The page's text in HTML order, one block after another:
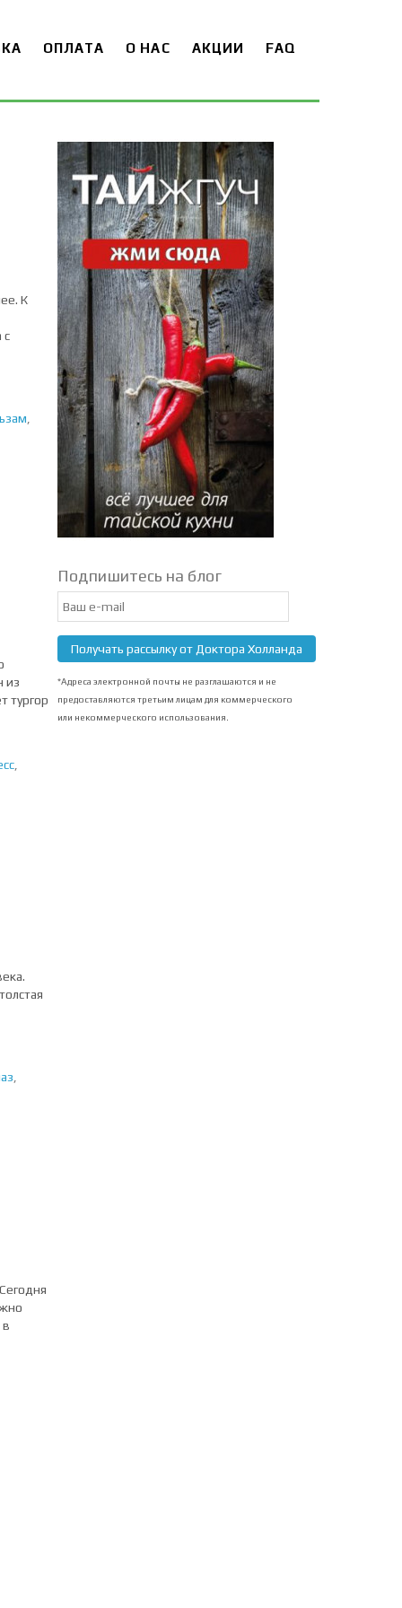
ОПЛАТА О НАС АКЦИИ FAQ
К
с
из
тургор
,
в
Подпишитесь на блог
Получать рассылку от Доктора Холланда
*Адреса электронной почты не разглашаются и не
предоставляются третьим лицам для коммерческого
или некоммерческого использования.